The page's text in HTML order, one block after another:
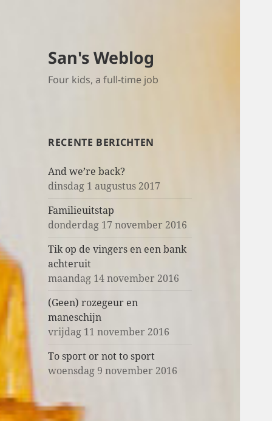
San's Weblog
Four kids, a full-time job
RECENTE BERICHTEN
And we’re back?
dinsdag 1 augustus 2017
Familieuitstap
donderdag 17 november 2016
Tik op de vingers en een bank
achteruit
maandag 14 november 2016
(Geen) rozegeur en
maneschijn
vrijdag 11 november 2016
To sport or not to sport
woensdag 9 november 2016